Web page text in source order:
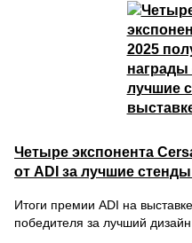
Четыре экспонента
от ADI за лучшие
Итоги премии ADI на
победителя за лучший дизайн